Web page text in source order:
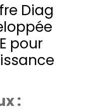
Diag
pour
: